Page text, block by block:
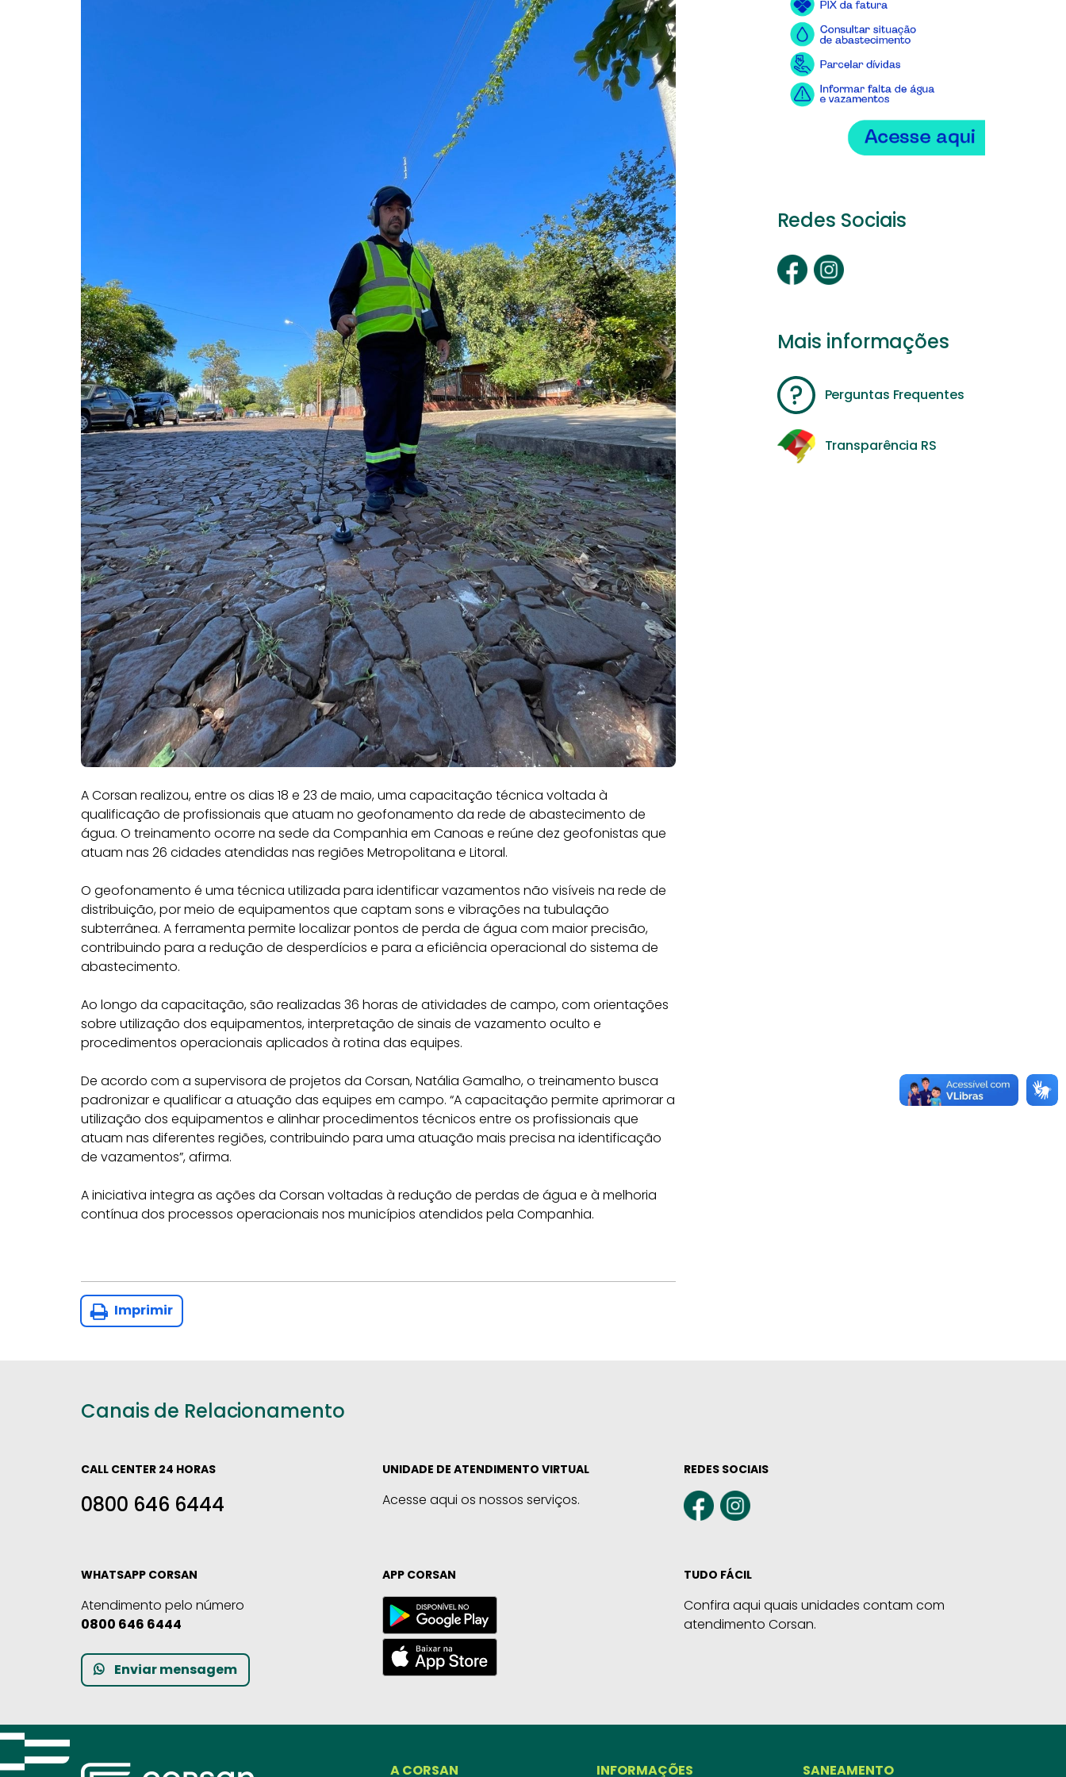
A Corsan realizou, entre os dias 18 e 23 de maio, uma capacitação técnica voltada à
qualificação de profissionais que atuam no geofonamento da rede de abastecimento de
água. O treinamento ocorre na sede da Companhia em Canoas e reúne dez geofonistas que
atuam nas 26 cidades atendidas nas regiões Metropolitana e Litoral.
O geofonamento é uma técnica utilizada para identificar vazamentos não visíveis na rede de
distribuição, por meio de equipamentos que captam sons e vibrações na tubulação
subterrânea. A ferramenta permite localizar pontos de perda de água com maior precisão,
contribuindo para a redução de desperdícios e para a eficiência operacional do sistema de
abastecimento.
Ao longo da capacitação, são realizadas 36 horas de atividades de campo, com orientações
sobre utilização dos equipamentos, interpretação de sinais de vazamento oculto e
procedimentos operacionais aplicados à rotina das equipes.
De acordo com a supervisora de projetos da Corsan, Natália Gamalho, o treinamento busca
padronizar e qualificar a atuação das equipes em campo. “A capacitação permite aprimorar a
utilização dos equipamentos e alinhar procedimentos técnicos entre os profissionais que
atuam nas diferentes regiões, contribuindo para uma atuação mais precisa na identificação
de vazamentos”, afirma.
A iniciativa integra as ações da Corsan voltadas à redução de perdas de água e à melhoria
contínua dos processos operacionais nos municípios atendidos pela Companhia.
Imprimir
Redes Sociais
Mais informações
Perguntas Frequentes
Transparência RS
Canais de Relacionamento
CALL CENTER 24 HORAS
0800 646 6444
UNIDADE DE ATENDIMENTO VIRTUAL
Acesse aqui os nossos serviços.
REDES SOCIAIS
WHATSAPP CORSAN
Atendimento pelo número
0800 646 6444
Enviar mensagem
APP CORSAN TUDO FÁCIL
Confira aqui quais unidades contam com
atendimento Corsan.
A CORSAN INFORMAÇÕES SANEAMENTO